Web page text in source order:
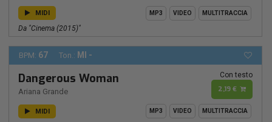
MIDI MP3 VIDEO MULTITRACCIA
Da "cinema (2015)"
BPM: 67 Ton.: MI -
Dangerous Woman
Ariana Grande
Con testo
2,19 €
MIDI MP3 VIDEO MULTITRACCIA